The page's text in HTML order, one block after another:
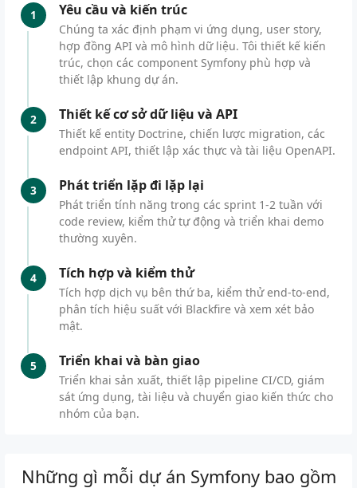
1 Yêu cầu và kiến trúc
Chúng ta xác định phạm vi ứng dụng, user story,
hợp đồng API và mô hình dữ liệu. Tôi thiết kế kiến
trúc, chọn các component Symfony phù hợp và
thiết lập khung dự án.
2 Thiết kế cơ sở dữ liệu và API
Thiết kế entity Doctrine, chiến lược migration, các
endpoint API, thiết lập xác thực và tài liệu OpenAPI.
3 Phát triển lặp đi lặp lại
Phát triển tính năng trong các sprint 1-2 tuần với
code review, kiểm thử tự động và triển khai demo
thường xuyên.
4 Tích hợp và kiểm thử
Tích hợp dịch vụ bên thứ ba, kiểm thử end-to-end,
phân tích hiệu suất với Blackfire và xem xét bảo
mật.
5 Triển khai và bàn giao
Triển khai sản xuất, thiết lập pipeline CI/CD, giám
sát ứng dụng, tài liệu và chuyển giao kiến thức cho
nhóm của bạn.
Những gì mỗi dự án Symfony bao gồm